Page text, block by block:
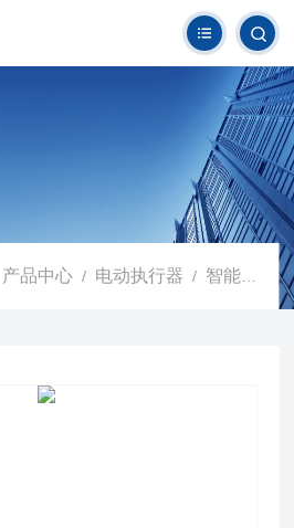
产品中心 / 电动执行器 / 智能一体化电动执行器